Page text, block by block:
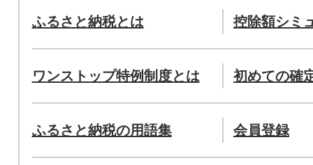
ふるさと納税とは 控除額シミ
ワンストップ特例制度とは 初めての確
ふるさと納税の用語集 会員登録